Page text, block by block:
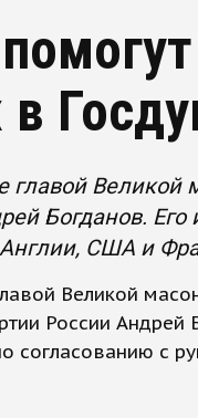
главой Великой
Богданов.
США и
Великой
России Андрей
согласованию с